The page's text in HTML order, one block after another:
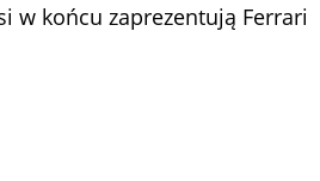
w końcu zaprezentują Ferrari